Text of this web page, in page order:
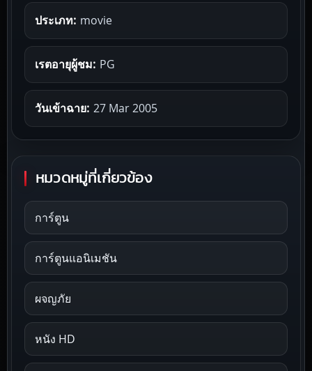
ประเภท: movie
เรตอายุผู้ชม: PG
วันเข้าฉาย: 27 Mar 2005
หมวดหมู่ที่เกี่ยวข้อง
การ์ตูน
การ์ตูนแอนิเมชัน
ผจญภัย
หนัง HD